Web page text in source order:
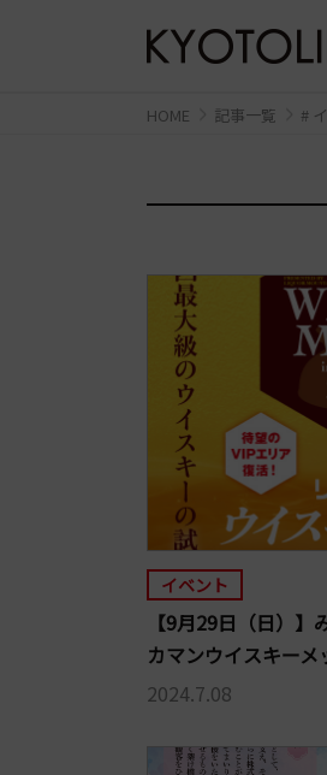
HOME 記事一覧 #
イベント
【9月29日（日）
カマンウイスキーメ
2024.7.08